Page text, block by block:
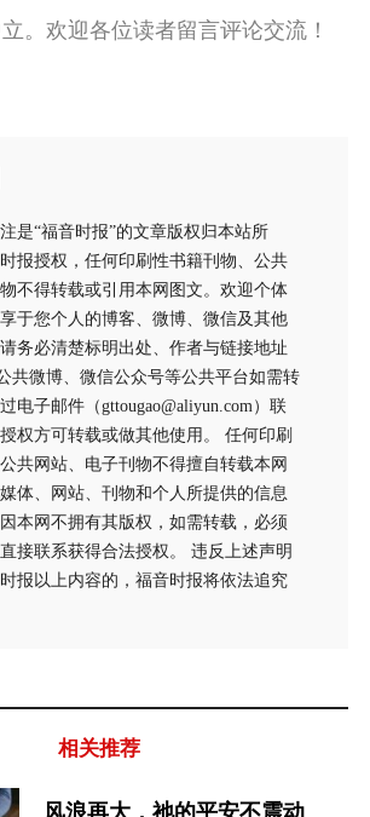
。欢迎各位读者留言评论交流！
是“福音时报”的文章版权归本站所
报授权，任何印刷性书籍刊物、公共
不得转载或引用本网图文。欢迎个体
于您个人的博客、微博、微信及其他
务必清楚标明出处、作者与链接地址
共微博、微信公众号等公共平台如需转
电子邮件（gttougao@aliyun.com）联
权方可转载或做其他使用。 任何印刷
共网站、电子刊物不得擅自转载本网
体、网站、刊物和个人所提供的信息
本网不拥有其版权，如需转载，必须
接联系获得合法授权。 违反上述声明
报以上内容的，福音时报将依法追究
相关推荐
风浪再大，祂的平安不震动